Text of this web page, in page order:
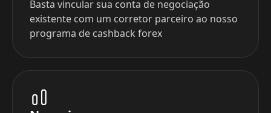
Basta vincular sua conta de negociação
existente com um corretor parceiro ao nosso
programa de cashback forex